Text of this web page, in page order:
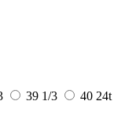
39 1/3 40 24t